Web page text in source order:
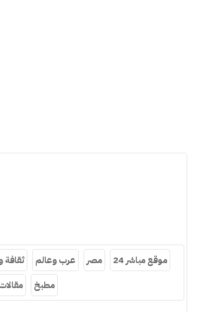
موقع مباشر 24 مصر عرب وعالم
مطبخ